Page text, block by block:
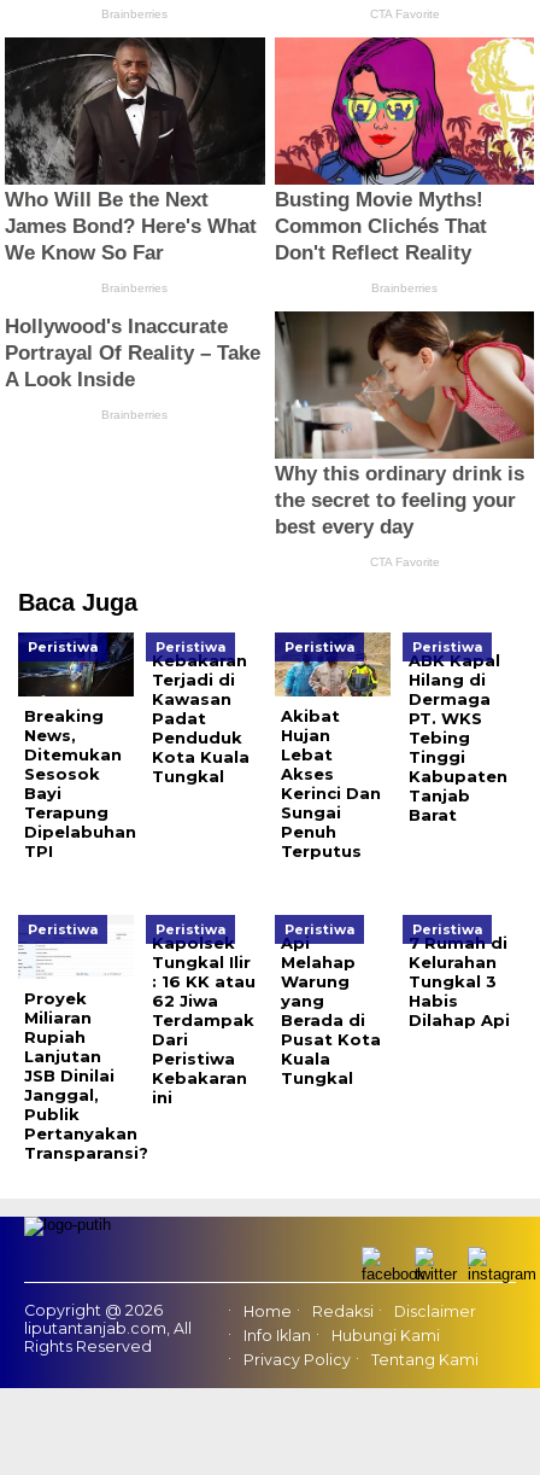
Baca Juga
Peristiwa
Breaking
News,
Ditemukan
Sesosok
Bayi
Terapung
Dipelabuhan
TPI
Peristiwa
Kebakaran
Terjadi di
Kawasan
Padat
Penduduk
Kota Kuala
Tungkal
Peristiwa
Akibat
Hujan
Lebat
Akses
Kerinci Dan
Sungai
Penuh
Terputus
Peristiwa
ABK Kapal
Hilang di
Dermaga
PT. WKS
Tebing
Tinggi
Kabupaten
Tanjab
Barat
Peristiwa
Proyek
Miliaran
Rupiah
Lanjutan
JSB Dinilai
Janggal,
Publik
Pertanyakan
Transparansi?
Peristiwa
Kapolsek
Tungkal Ilir
: 16 KK atau
62 Jiwa
Terdampak
Dari
Peristiwa
Kebakaran
ini
Peristiwa
Api
Melahap
Warung
yang
Berada di
Pusat Kota
Kuala
Tungkal
Peristiwa
7 Rumah di
Kelurahan
Tungkal 3
Habis
Dilahap Api
Copyright @ 2026
liputantanjab.com, All
Rights Reserved
Home Redaksi
Disclaimer
Info Iklan
Hubungi Kami
Privacy Policy
Tentang Kami